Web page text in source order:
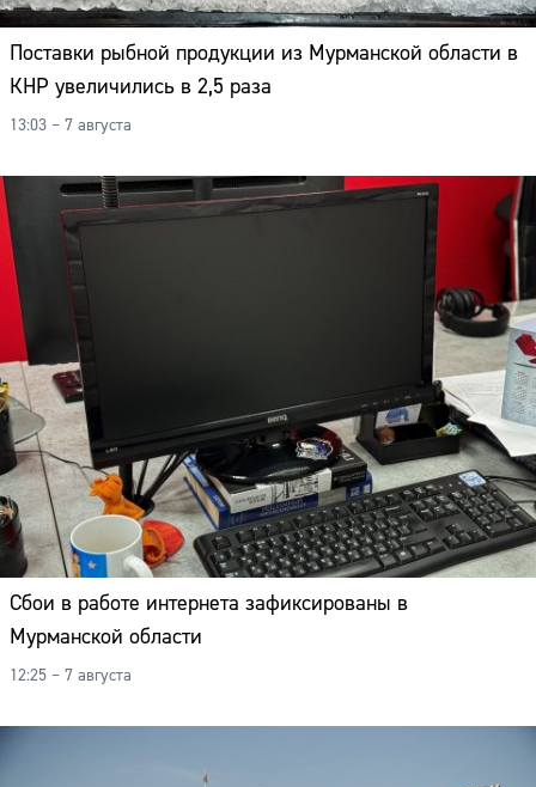
Поставки рыбной продукции из Мурманской области в
КНР увеличились в 2,5 раза
13:03 – 7 августа
Сбои в работе интернета зафиксированы в
Мурманской области
12:25 – 7 августа